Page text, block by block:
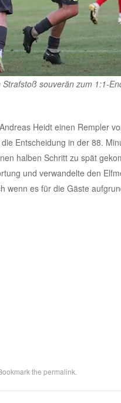
souverän zum 1:1-
Heidt einen Rempler
Entscheidung in der 88.
halben Schritt zu spät
und verwandelte den
wenn es für die Gäste
the permalink